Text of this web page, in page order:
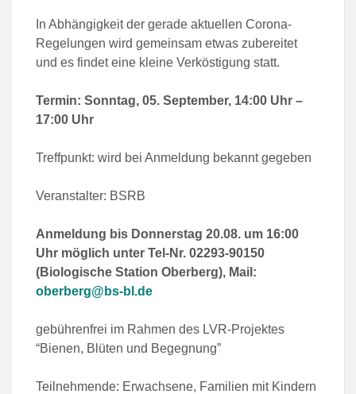
In Abhängigkeit der gerade aktuellen Corona-
Regelungen wird gemeinsam etwas zubereitet
und es findet eine kleine Verköstigung statt.
Termin: Sonntag, 05. September, 14:00 Uhr –
17:00 Uhr
Treffpunkt: wird bei Anmeldung bekannt gegeben
Veranstalter: BSRB
Anmeldung bis Donnerstag 20.08. um 16:00
Uhr möglich unter Tel-Nr. 02293-90150
(Biologische Station Oberberg), Mail:
oberberg@bs-bl.de
gebührenfrei im Rahmen des LVR-Projektes
“Bienen, Blüten und Begegnung”
Teilnehmende: Erwachsene, Familien mit Kindern